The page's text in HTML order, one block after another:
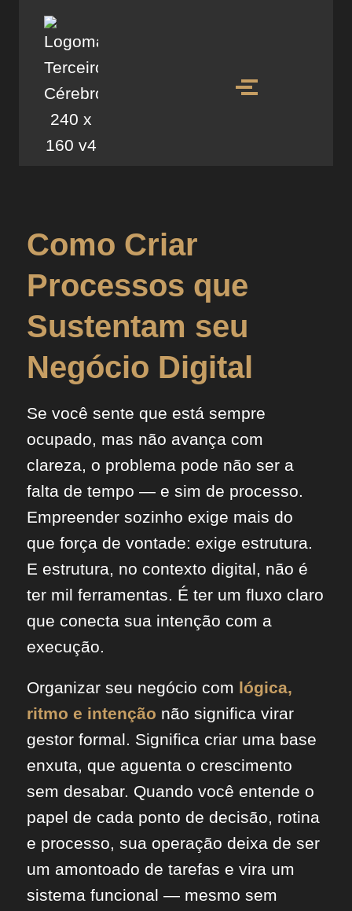
Como Criar
Processos que
Sustentam seu
Negócio Digital
Se você sente que está sempre
ocupado, mas não avança com
clareza, o problema pode não ser a
falta de tempo — e sim de processo.
Empreender sozinho exige mais do
que força de vontade: exige estrutura.
E estrutura, no contexto digital, não é
ter mil ferramentas. É ter um fluxo claro
que conecta sua intenção com a
execução.
Organizar seu negócio com lógica,
ritmo e intenção não significa virar
gestor formal. Significa criar uma base
enxuta, que aguenta o crescimento
sem desabar. Quando você entende o
papel de cada ponto de decisão, rotina
e processo, sua operação deixa de ser
um amontoado de tarefas e vira um
sistema funcional — mesmo sem